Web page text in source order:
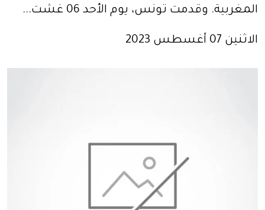
المغربية. وقدمت تونس، يوم الأحد 06 غشت...
الاثنين 07 أغسطس 2023